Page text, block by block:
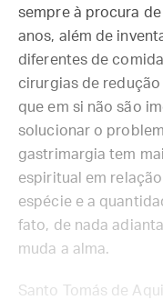
sempre à procura
anos, além de
diferentes de
cirurgias de
que em si não são
solucionar o
gastrimargia tem
espiritual em
espécie e a
fato, de nada
muda a alma.
Santo Tomás de